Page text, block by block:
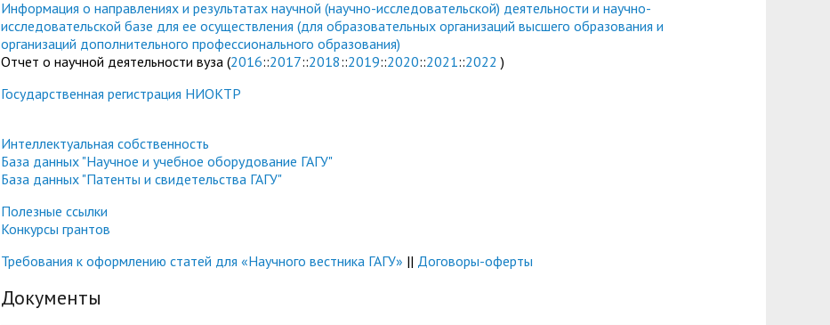
Информация о направлениях и результатах научной (научно-исследовательской) деятельности и научно-
исследовательской базе для ее осуществления (для образовательных организаций высшего образования и
организаций дополнительного профессионального образования)
Отчет о научной деятельности вуза (2016::2017::2018::2019::2020::2021::2022 )
Государственная регистрация НИОКТР
Интеллектуальная собственность
База данных "Научное и учебное оборудование ГАГУ"
База данных "Патенты и свидетельства ГАГУ"
Полезные ссылки
Конкурсы грантов
Требования к оформлению статей для «Научного вестника ГАГУ» || Договоры-оферты
Документы